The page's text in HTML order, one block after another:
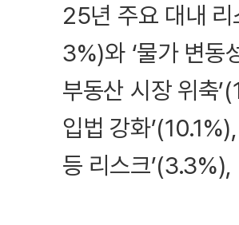
25년 주요 대내 리
3%)와 ‘물가 변동
부동산 시장 위축
입법 강화
등 리스크